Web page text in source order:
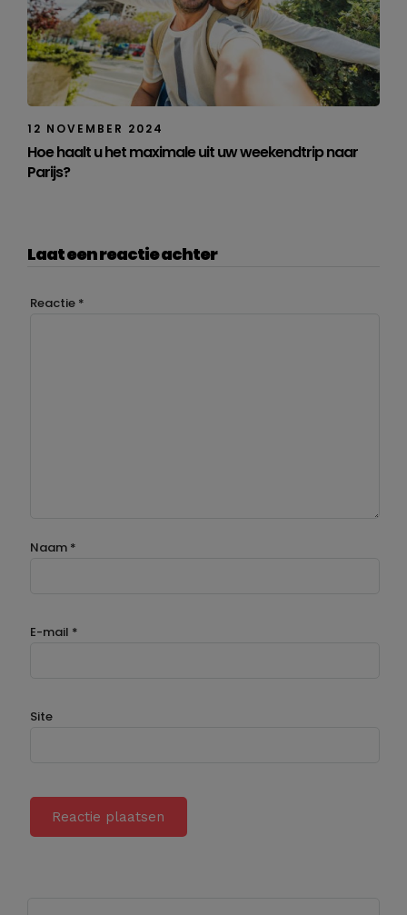
12 NOVEMBER 2024
Hoe haalt u het maximale uit uw weekendtrip naar
Parijs?
Laat een reactie achter
Reactie *
Naam *
E-mail *
Site